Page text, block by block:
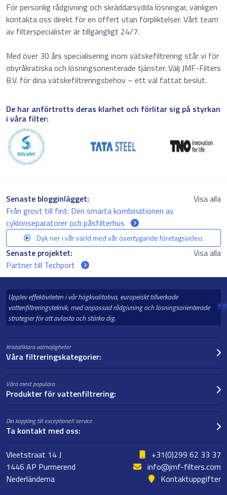
För personlig rådgivning och skräddarsydda lösningar, vänligen
kontakta oss direkt för en offert utan förpliktelser. Vårt team
av filterspecialister är tillgängligt 24/7.
Med över 30 års specialisering inom vätskefiltrering står vi för
obyråkratiska och lösningsorienterade tjänster. Välj JMF-Filters
B.V. för dina vätskefiltreringsbehov – ett väl fattat beslut.
De har anförtrotts deras klarhet och förlitar sig på styrkan
i våra filter:
Senaste blogginlägget:
Visa alla
Från grovt till fint: Den smarta kombinationen av
cyklonseparatorer och påsfilterhus
Dyk ner i vår värld med vår övertygande företagsvideo.
Senaste projektet:
Visa alla
Partner till Techport
Upplev effektiviteten i vår högkvalitativa, europeiskt tillverkade
vattenfiltreringsteknik, med anpassad rådgivning och lösningsorienterade
strategier för att avlasta och stärka dig.
Kristallklara valmöjligheter
Våra filtreringskategorier:
Våra mest populära
Produkter för vattenfiltrering:
Din koppling till exceptionell service
Ta kontakt med oss:
Vleetstraat 14 J
1446 AP Purmerend
Nederländerna
+31(0)299 62 33 37
info@jmf-filters.com
Kontaktuppgifter